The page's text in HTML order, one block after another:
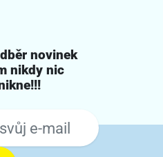
novinek
nikdy nic